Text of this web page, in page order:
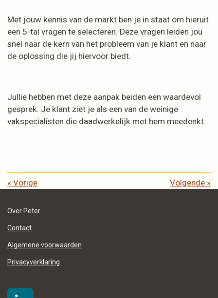
Met jouw kennis van de markt ben je in staat om hieruit
een 5-tal vragen te selecteren. Deze vragen leiden jou
snel naar de kern van het probleem van je klant en naar
de oplossing die jij hiervoor biedt.
Jullie hebben met deze aanpak beiden een waardevol
gesprek. Je klant ziet je als een van de weinige
vakspecialisten die daadwerkelijk met hem meedenkt.
« Vorige Volgende »
Over Peter
Contact
Algemene voorwaarden
Privacyverklaring